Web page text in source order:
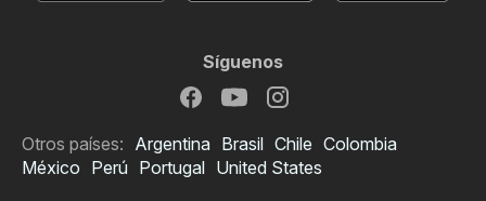
Síguenos
Otros países: Argentina Brasil Chile Colombia
México Perú Portugal United States